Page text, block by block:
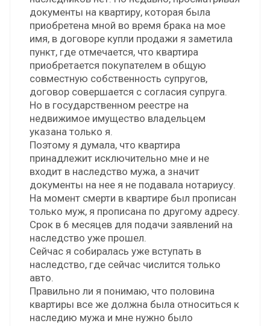
документы на квартиру, которая была
приобретена мной во время брака на мое
имя, в договоре купли продажи я заметила
пункт, где отмечается, что квартира
приобретается покупателем в общую
совместную собственность супругов,
договор совершается с согласия супруга.
Но в государственном реестре на
недвижимое имущество владельцем
указана только я.
Поэтому я думала, что квартира
принадлежит исключительно мне и не
входит в наследство мужа, а значит
документы на нее я не подавала нотариусу.
На момент смерти в квартире был прописан
только муж, я прописана по другому адресу.
Срок в 6 месяцев для подачи заявлений на
наследство уже прошел.
Сейчас я собиралась уже вступать в
наследство, где сейчас числится только
авто.
Правильно ли я понимаю, что половина
квартиры все же должна была относиться к
наследию мужа и мне нужно было